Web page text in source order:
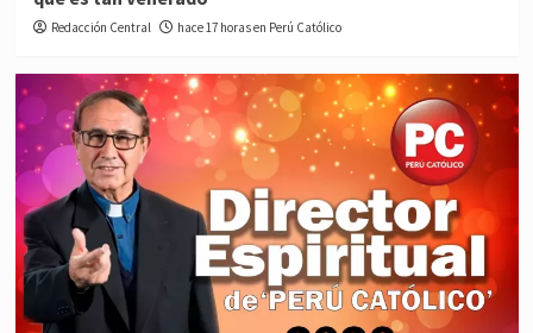
Redacción Central hace 17 horas en Perú Católico